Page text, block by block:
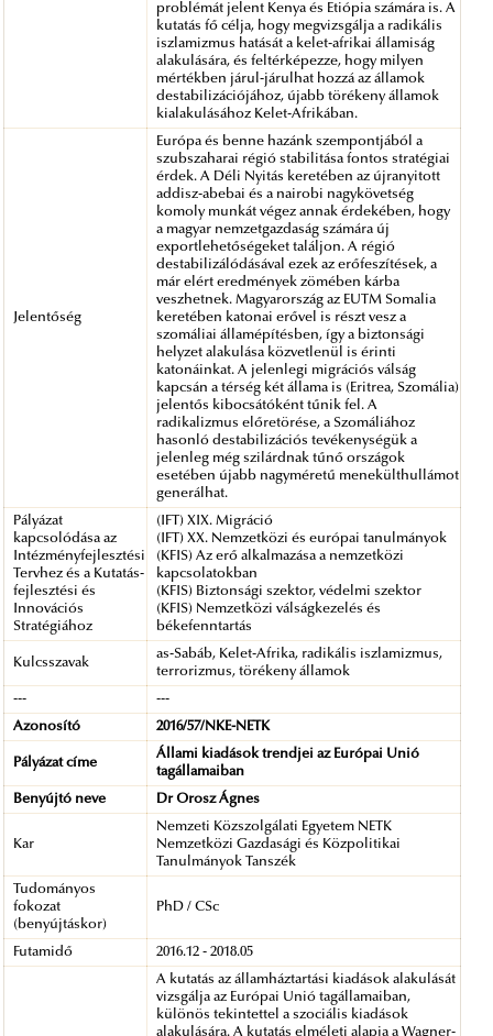
problémát jelent Kenya és Etiópia számára is. A
kutatás fő célja, hogy megvizsgálja a radikális
iszlamizmus hatását a kelet-afrikai államiság
alakulására, és feltérképezze, hogy milyen
mértékben járul-járulhat hozzá az államok
destabilizációjához, újabb törékeny államok
kialakulásához Kelet-Afrikában.
Jelentőség
Európa és benne hazánk szempontjából a
szubszaharai régió stabilitása fontos stratégiai
érdek. A Déli Nyitás keretében az újranyitott
addisz-abebai és a nairobi nagykövetség
komoly munkát végez annak érdekében, hogy
a magyar nemzetgazdaság számára új
exportlehetőségeket találjon. A régió
destabilizálódásával ezek az erőfeszítések, a
már elért eredmények zömében kárba
veszhetnek. Magyarország az EUTM Somalia
keretében katonai erővel is részt vesz a
szomáliai államépítésben, így a biztonsági
helyzet alakulása közvetlenül is érinti
katonáinkat. A jelenlegi migrációs válság
kapcsán a térség két állama is (Eritrea, Szomália)
jelentős kibocsátóként tűnik fel. A
radikalizmus előretörése, a Szomáliához
hasonló destabilizációs tevékenységük a
jelenleg még szilárdnak tűnő országok
esetében újabb nagyméretű menekülthullámot
generálhat.
Pályázat
kapcsolódása az
Intézményfejlesztési
Tervhez és a Kutatás-
fejlesztési és
Innovációs
Stratégiához
(IFT) XIX. Migráció
(IFT) XX. Nemzetközi és európai tanulmányok
(KFIS) Az erő alkalmazása a nemzetközi
kapcsolatokban
(KFIS) Biztonsági szektor, védelmi szektor
(KFIS) Nemzetközi válságkezelés és
békefenntartás
Kulcsszavak
as-Sabáb, Kelet-Afrika, radikális iszlamizmus,
terrorizmus, törékeny államok
--- ---
Azonosító 2016/57/NKE-NETK
Pályázat címe
Állami kiadások trendjei az Európai Unió
tagállamaiban
Benyújtó neve Dr Orosz Ágnes
Kar
Nemzeti Közszolgálati Egyetem NETK
Nemzetközi Gazdasági és Közpolitikai
Tanulmányok Tanszék
Tudományos
fokozat
(benyújtáskor)
PhD / CSc
Futamidő 2016.12 - 2018.05
A kutatás az államháztartási kiadások alakulását
vizsgálja az Európai Unió tagállamaiban,
különös tekintettel a szociális kiadások
alakulására. A kutatás elméleti alapja a Wagner-